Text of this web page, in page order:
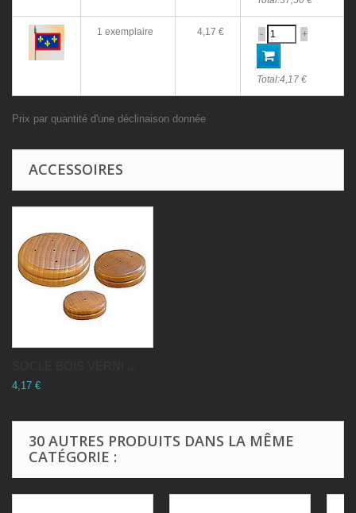
1 exemplaire 4,17 € - +
Total:4,17 €
Prix par quantité d'une déclinaison donnée
ACCESSOIRES
4,17 €
30 AUTRES PRODUITS DANS LA MÊME
CATÉGORIE :